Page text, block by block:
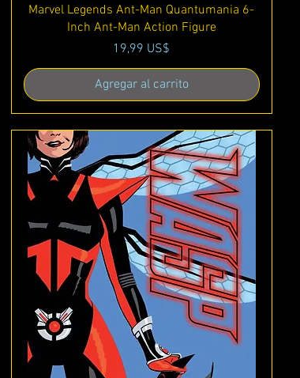
Vista rápida
Marvel Legends Ant-Man Quantumania 6-
Inch Ant-Man Action Figure
Precio
19,99 US$
Agregar al carrito